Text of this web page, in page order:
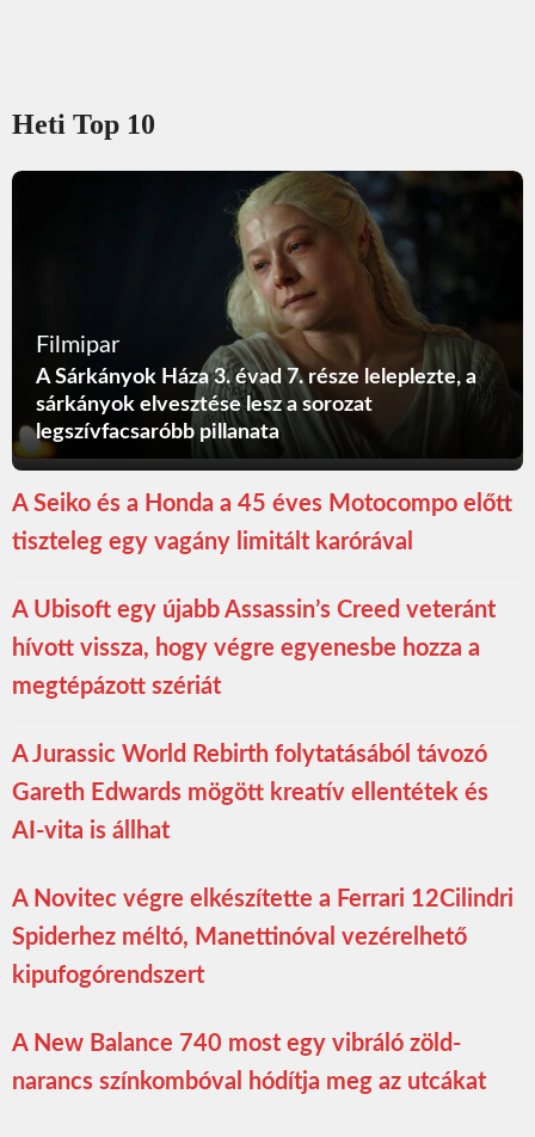
Heti Top 10
Filmipar
A Sárkányok Háza 3. évad 7. része leleplezte, a
sárkányok elvesztése lesz a sorozat
legszívfacsaróbb pillanata
A Seiko és a Honda a 45 éves Motocompo előtt
tiszteleg egy vagány limitált karórával
A Ubisoft egy újabb Assassin’s Creed veteránt
hívott vissza, hogy végre egyenesbe hozza a
megtépázott szériát
A Jurassic World Rebirth folytatásából távozó
Gareth Edwards mögött kreatív ellentétek és
AI-vita is állhat
A Novitec végre elkészítette a Ferrari 12Cilindri
Spiderhez méltó, Manettinóval vezérelhető
kipufogórendszert
A New Balance 740 most egy vibráló zöld-
narancs színkombóval hódítja meg az utcákat